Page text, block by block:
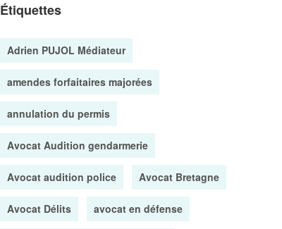
Étiquettes
Adrien PUJOL Médiateur
amendes forfaitaires majorées
annulation du permis
Avocat Audition gendarmerie
Avocat audition police Avocat Bretagne
Avocat Délits avocat en défense